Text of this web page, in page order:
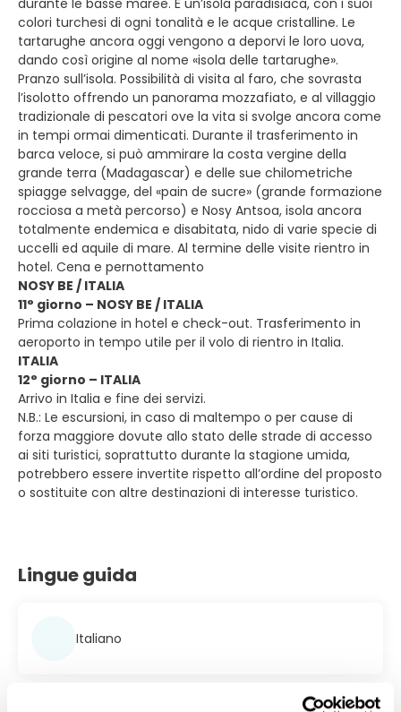
durante le basse maree. È un’isola paradisiaca, con i suoi
colori turchesi di ogni tonalità e le acque cristalline. Le
tartarughe ancora oggi vengono a deporvi le loro uova,
dando così origine al nome «isola delle tartarughe».
Pranzo sull’isola. Possibilità di visita al faro, che sovrasta
l’isolotto offrendo un panorama mozzafiato, e al villaggio
tradizionale di pescatori ove la vita si svolge ancora come
in tempi ormai dimenticati. Durante il trasferimento in
barca veloce, si può ammirare la costa vergine della
grande terra (Madagascar) e delle sue chilometriche
spiagge selvagge, del «pain de sucre» (grande formazione
rocciosa a metà percorso) e Nosy Antsoa, isola ancora
totalmente endemica e disabitata, nido di varie specie di
uccelli ed aquile di mare. Al termine delle visite rientro in
hotel. Cena e pernottamento
NOSY BE / ITALIA
11° giorno – NOSY BE / ITALIA
Prima colazione in hotel e check-out. Trasferimento in
aeroporto in tempo utile per il volo di rientro in Italia.
ITALIA
12° giorno – ITALIA
Arrivo in Italia e fine dei servizi.
N.B.: Le escursioni, in caso di maltempo o per cause di
forza maggiore dovute allo stato delle strade di accesso
ai siti turistici, soprattutto durante la stagione umida,
potrebbero essere invertite rispetto all’ordine del proposto
o sostituite con altre destinazioni di interesse turistico.
Lingue guida
Italiano